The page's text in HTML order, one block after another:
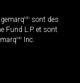
MD sont des
Fund L.P. et sont
MD Inc.